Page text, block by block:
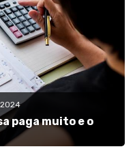
paga muito e o